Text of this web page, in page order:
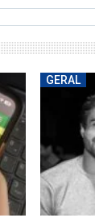
GERAL